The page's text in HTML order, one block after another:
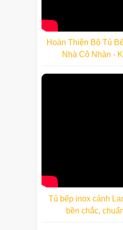
Hoàn Thiện Bộ Tủ
Nhà Cô Nhàn -
Tủ bếp inox cánh
bền chắc,